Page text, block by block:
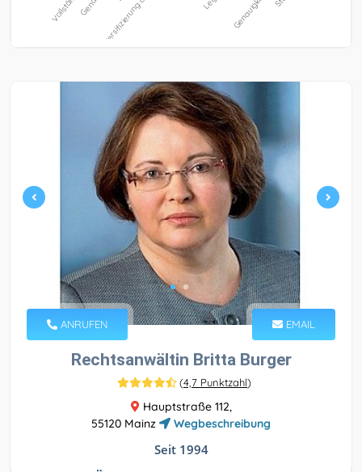
ANRUFEN EMAIL
Rechtsanwältin Britta Burger
(4,7 Punktzahl)
Hauptstraße 112,
55120 Mainz
Wegbeschreibung
Seit 1994